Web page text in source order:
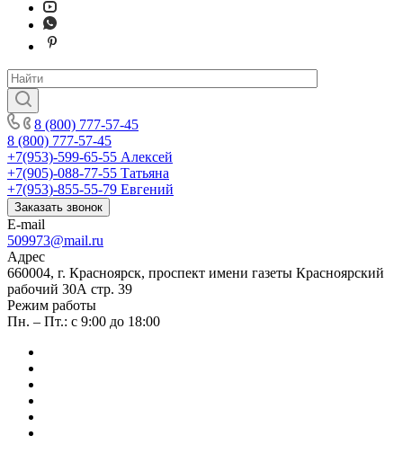
8 (800) 777-57-45
8 (800) 777-57-45
+7(953)-599-65-55 Алексей
+7(905)-088-77-55 Татьяна
+7(953)-855-55-79 Евгений
Заказать звонок
E-mail
509973@mail.ru
Адрес
660004, г. Красноярск, проспект имени газеты Красноярский
рабочий 30А стр. 39
Режим работы
Пн. – Пт.: с 9:00 до 18:00